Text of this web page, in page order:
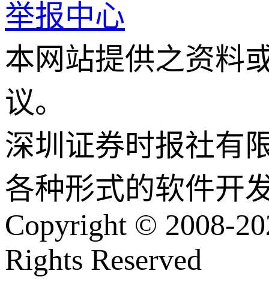
举报中心
本网站提供之资料
议。
深圳证券时报社有
各种形式的软件开
Copyright © 2008-
Rights Reserved